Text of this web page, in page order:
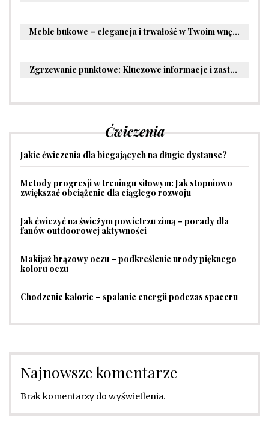
Meble bukowe – elegancja i trwałość w Twoim wnętrzu
Zgrzewanie punktowe: Kluczowe informacje i zastosowania w przemyśle
Ćwiczenia
Jakie ćwiczenia dla biegających na długie dystanse?
Metody progresji w treningu siłowym: Jak stopniowo
zwiększać obciążenie dla ciągłego rozwoju
Jak ćwiczyć na świeżym powietrzu zimą – porady dla
fanów outdoorowej aktywności
Makijaż brązowy oczu – podkreślenie urody pięknego
koloru oczu
Chodzenie kalorie – spalanie energii podczas spaceru
Najnowsze komentarze
Brak komentarzy do wyświetlenia.